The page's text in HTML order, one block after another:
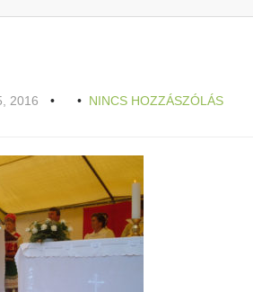
2016 NINCS HOZZÁSZÓLÁS